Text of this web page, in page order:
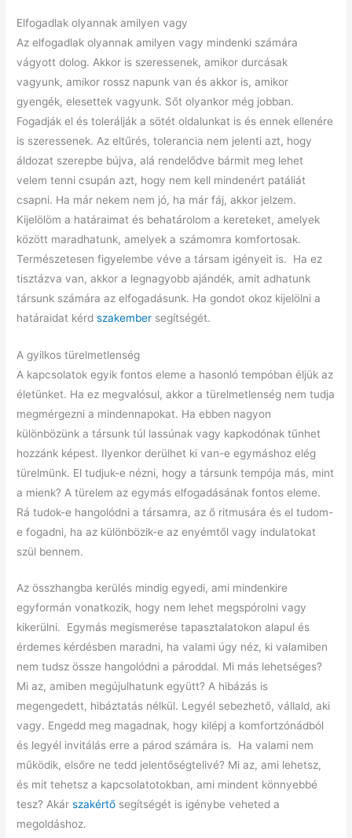
Elfogadlak olyannak amilyen vagy
Az elfogadlak olyannak amilyen vagy mindenki számára
vágyott dolog. Akkor is szeressenek, amikor durcásak
vagyunk, amikor rossz napunk van és akkor is, amikor
gyengék, elesettek vagyunk. Sőt olyankor még jobban.
Fogadják el és tolerálják a sötét oldalunkat is és ennek ellenére
is szeressenek. Az eltűrés, tolerancia nem jelenti azt, hogy
áldozat szerepbe bújva, alá rendelődve bármit meg lehet
velem tenni csupán azt, hogy nem kell mindenért patáliát
csapni. Ha már nekem nem jó, ha már fáj, akkor jelzem.
Kijelölöm a határaimat és behatárolom a kereteket, amelyek
között maradhatunk, amelyek a számomra komfortosak.
Természetesen figyelembe véve a társam igényeit is. Ha ez
tisztázva van, akkor a legnagyobb ajándék, amit adhatunk
társunk számára az elfogadásunk. Ha gondot okoz kijelölni a
határaidat kérdszakember segítségét.
A gyilkos türelmetlenség
A kapcsolatok egyik fontos eleme a hasonló tempóban éljük az
életünket. Ha ez megvalósul, akkor a türelmetlenség nem tudja
megmérgezni a mindennapokat. Ha ebben nagyon
különbözünk a társunk túl lassúnak vagy kapkodónak tűnhet
hozzánk képest. Ilyenkor derülhet ki van-e egymáshoz elég
türelmünk. El tudjuk-e nézni, hogy a társunk tempója más, mint
a mienk? A türelem az egymás elfogadásának fontos eleme.
Rá tudok-e hangolódni a társamra, az ő ritmusára és el tudom-
e fogadni, ha az különbözik-e az enyémtől vagy indulatokat
szül bennem.
Az összhangba kerülés mindig egyedi, ami mindenkire
egyformán vonatkozik, hogy nem lehet megspórolni vagy
kikerülni. Egymás megismerése tapasztalatokon alapul és
érdemes kérdésben maradni, ha valami úgy néz, ki valamiben
nem tudsz össze hangolódni a pároddal. Mi más lehetséges?
Mi az, amiben megújulhatunk együtt? A hibázás is
megengedett, hibáztatás nélkül. Legyél sebezhető, vállald, aki
vagy. Engedd meg magadnak, hogy kilépj a komfortzónádból
és legyél invitálás erre a párod számára is. Ha valami nem
működik, elsőre ne tedd jelentőségtelivé? Mi az, ami lehetsz,
és mit tehetsz a kapcsolatotokban, ami mindent könnyebbé
tesz? Akárszakértő segítségét is igénybe veheted a
megoldáshoz.